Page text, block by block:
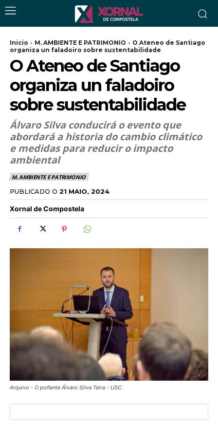
Inicio M. AMBIENTE E PATRIMONIO
O Ateneo de Santiago
organiza un faladoiro sobre sustentabilidade
O Ateneo de Santiago
organiza un faladoiro
sobre sustentabilidade
Álvaro Silva conducirá o evento que
abordará a historia do cambio climático
e medidas para reducir o impacto
ambiental
M. AMBIENTE E PATRIMONIO
PUBLICADO O 21 MAIO, 2024
Xornal de Compostela
Arquivo - O poñente Álvaro Silva Teira - USC